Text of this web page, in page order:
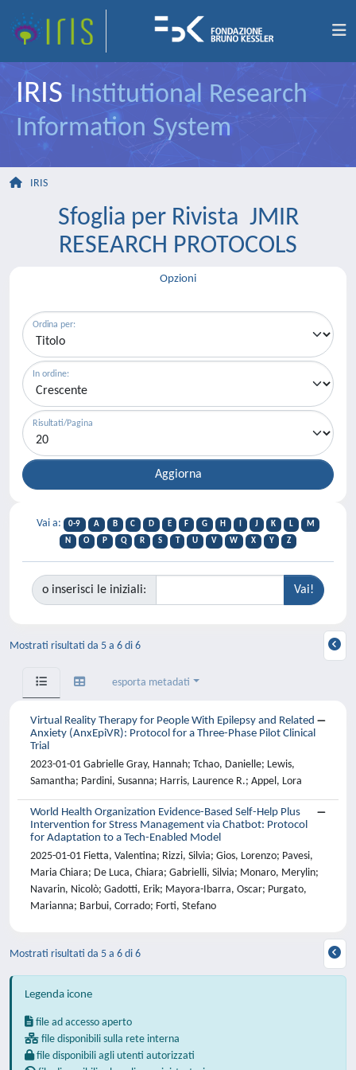
IRIS Institutional Research
Information System
IRIS
Sfoglia per Rivista JMIR
RESEARCH PROTOCOLS
Opzioni
Ordina per:
In ordine:
Risultati/Pagina
Vai a: 0-9 A B C D E F G H J K L
M
N
O P Q R S T U V W X Y Z
o inserisci le iniziali:
Mostrati risultati da 5 a 6 di 6
esporta metadati
Virtual Reality Therapy for People With Epilepsy and Related
Anxiety (AnxEpiVR): Protocol for a Three-Phase Pilot Clinical
Trial
2023-01-01 Gabrielle Gray, Hannah; Tchao, Danielle; Lewis,
Samantha; Pardini, Susanna; Harris, Laurence R.; Appel, Lora
World Health Organization Evidence-Based Self-Help Plus
Intervention for Stress Management via Chatbot: Protocol
for Adaptation to a Tech-Enabled Model
2025-01-01 Fietta, Valentina; Rizzi, Silvia; Gios, Lorenzo; Pavesi,
Maria Chiara; De Luca, Chiara; Gabrielli, Silvia; Monaro, Merylin;
Navarin, Nicolò; Gadotti, Erik; Mayora-Ibarra, Oscar; Purgato,
Marianna; Barbui, Corrado; Forti, Stefano
Mostrati risultati da 5 a 6 di 6
Legenda icone
file ad accesso aperto
file disponibili sulla rete interna
file disponibili agli utenti autorizzati